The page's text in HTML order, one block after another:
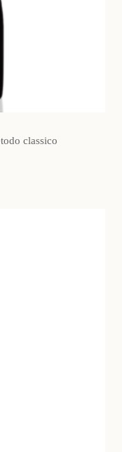
classico